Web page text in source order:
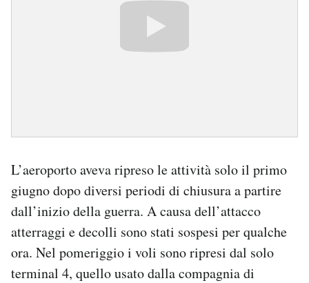
L’aeroporto aveva ripreso le attività solo il primo
giugno dopo diversi periodi di chiusura a partire
dall’inizio della guerra. A causa dell’attacco
atterraggi e decolli sono stati sospesi per qualche
ora. Nel pomeriggio i voli sono ripresi dal solo
terminal 4, quello usato dalla compagnia di